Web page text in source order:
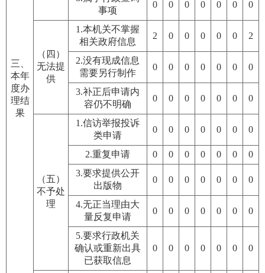
三、
本年
度办
理结
果
事项
0 0 0 0 0 0 0
（四）
无法提
供
1.本机关不掌握
相关政府信息
2 0 0 0 0 0 2
2.没有现成信息
需要另行制作
0 0 0 0 0 0 0
3.补正后申请内
容仍不明确
0 0 0 0 0 0 0
（五）
不予处
理
1.信访举报投诉
类申请
0 0 0 0 0 0 0
2.重复申请 0 0 0 0 0 0
0
3.要求提供公开
出版物
0 0 0 0 0 0 0
4.无正当理由大
量反复申请
0 0 0 0 0 0 0
5.要求行政机关
确认或重新出具
已获取信息
0 0 0 0 0 0 0